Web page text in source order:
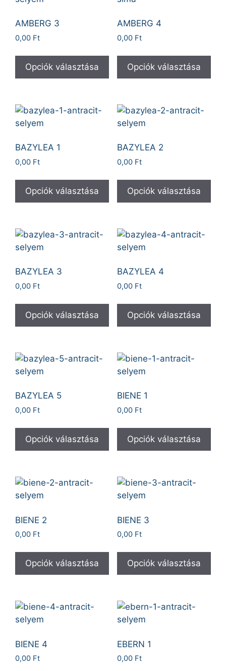
AMBERG 3
0,00 Ft
Opciók választása
AMBERG 4
0,00 Ft
Opciók választása
BAZYLEA 1
0,00 Ft
Opciók választása
BAZYLEA 2
0,00 Ft
Opciók választása
BAZYLEA 3
0,00 Ft
Opciók választása
BAZYLEA 4
0,00 Ft
Opciók választása
BAZYLEA 5
0,00 Ft
Opciók választása
BIENE 1
0,00 Ft
Opciók választása
BIENE 2
0,00 Ft
Opciók választása
BIENE 3
0,00 Ft
Opciók választása
BIENE 4
0,00 Ft
EBERN 1
0,00 Ft